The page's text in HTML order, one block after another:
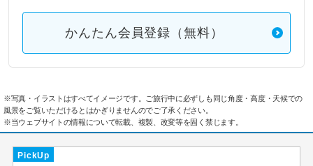
かんたん会員登録（無料）
※写真・イラストはすべてイメージです。ご旅行中に必ずしも同じ角度・高度・天候での
風景をご覧いただけるとはかぎりませんのでご了承ください。
※当ウェブサイトの情報について転載、複製、改変等を固く禁じます。
PickUp